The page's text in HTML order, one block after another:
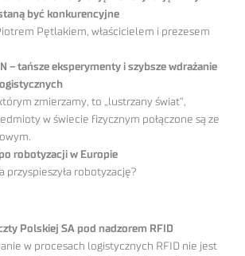
być konkurencyjne
Pętlakiem, właścicielem i prezesem
– tańsze eksperymenty i szybsze wdrażanie
zmierzamy, to „lustrzany świat”,
w świecie fizycznym połączone są ze
robotyzacji w Europie
przyspieszyła robotyzację?
Polskiej SA pod nadzorem RFID
w procesach logistycznych RFID nie jest